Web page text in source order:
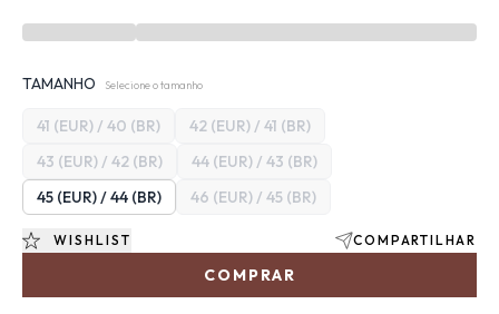
TAMANHO Selecione o tamanho
41 (EUR) / 40 (BR)
42 (EUR) / 41 (BR)
43 (EUR) / 42 (BR)
44 (EUR) / 43 (BR)
45 (EUR) / 44 (BR)
46 (EUR) / 45 (BR)
COMPRAR
WISHLIST COMPARTILHAR